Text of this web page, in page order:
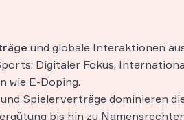
und globale Interaktionen
Digitaler Fokus,
wie E-Doping.
Spielerverträge dominieren
bis hin zu